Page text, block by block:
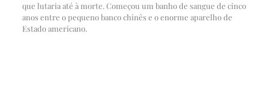
que lutaria até à morte. Começou um banho de sangue de cinco
anos entre o pequeno banco chinês e o enorme aparelho de
Estado americano.